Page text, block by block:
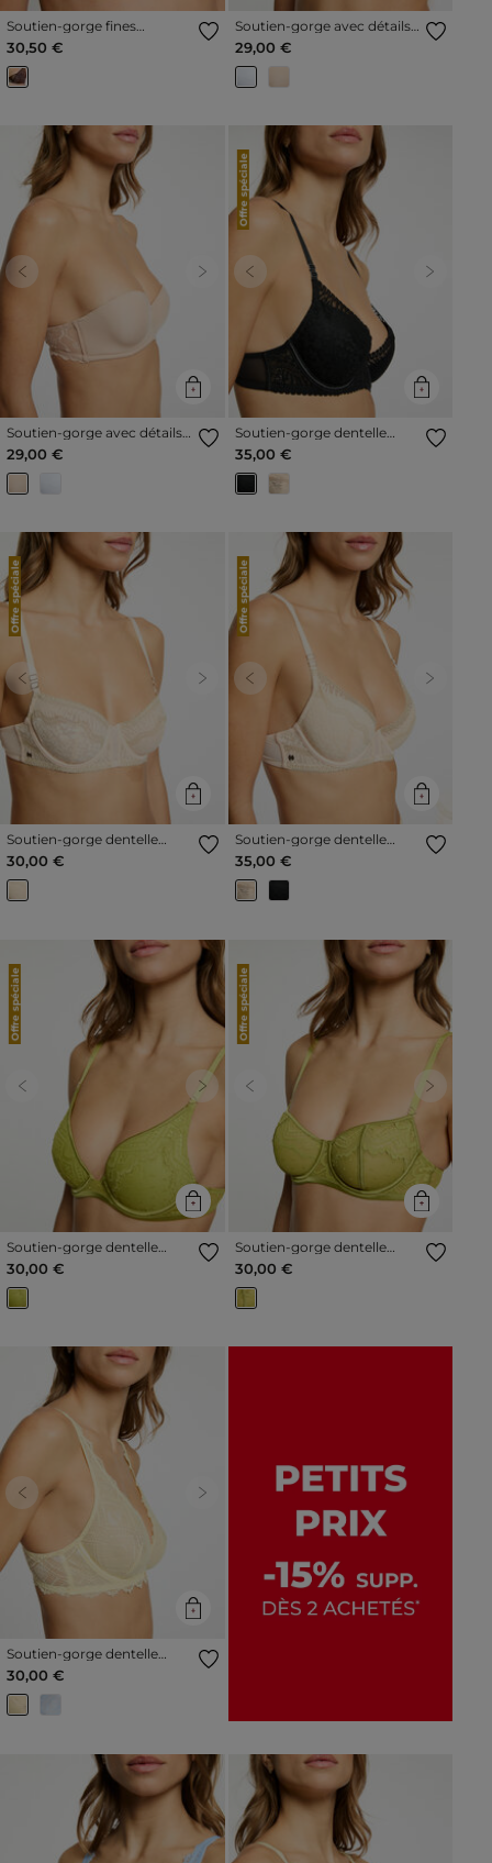
Soutien-gorge fines
bretelles noir femme
30,50 €
Soutien-gorge avec détails
en dentelle blanc femme
29,00 €
Previous Next
Soutien-gorge avec détails
en dentelle beige femme
29,00 €
Offre spéciale
Previous Next
Soutien-gorge dentelle
bretelles fines noir femme
35,00 €
Offre spéciale
Previous Next
Soutien-gorge dentelle
bretelles fines beige femme
30,00 €
Offre spéciale
Previous Next
Soutien-gorge dentelle
bretelles fines beige femme
35,00 €
Offre spéciale
Previous Next
Soutien-gorge dentelle
coques vert femme
30,00 €
Offre spéciale
Previous Next
Soutien-gorge dentelle
bretelles fines vert femme
30,00 €
Previous Next
Soutien-gorge dentelle
bretelles fines jaune femme
30,00 €